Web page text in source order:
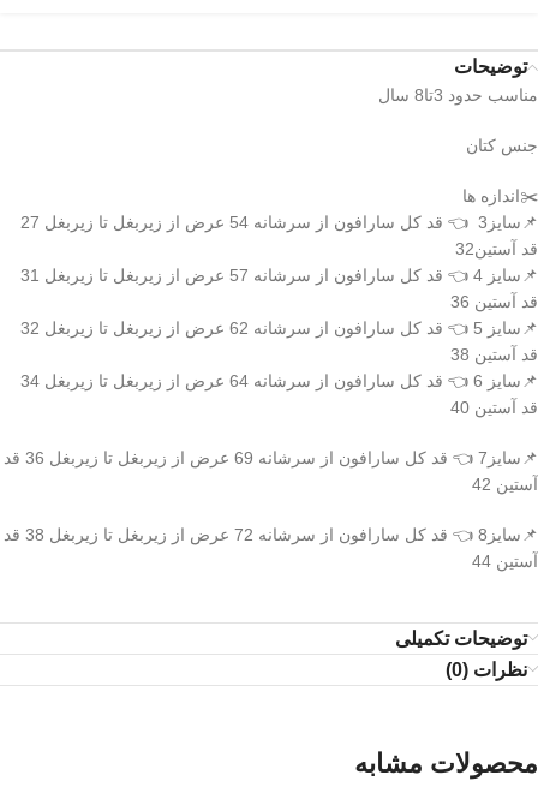
توضیحات
مناسب حدود 3تا8 سال
جنس کتان
✂️اندازه ها
📌سایز3 👈 قد کل سارافون از سرشانه 54 عرض از زیربغل تا زیربغل 27
قد آستین32
📌سایز 4 👈 قد کل سارافون از سرشانه 57 عرض از زیربغل تا زیربغل 31
قد آستین 36
📌سایز 5 👈 قد کل سارافون از سرشانه 62 عرض از زیربغل تا زیربغل 32
قد آستین 38
📌سایز 6 👈 قد کل سارافون از سرشانه 64 عرض از زیربغل تا زیربغل 34
قد آستین 40
📌سایز7 👈 قد کل سارافون از سرشانه 69 عرض از زیربغل تا زیربغل 36 قد
آستین 42
📌سایز8 👈 قد کل سارافون از سرشانه 72 عرض از زیربغل تا زیربغل 38 قد
آستین 44
توضیحات تکمیلی
نظرات (0)
محصولات مشابه